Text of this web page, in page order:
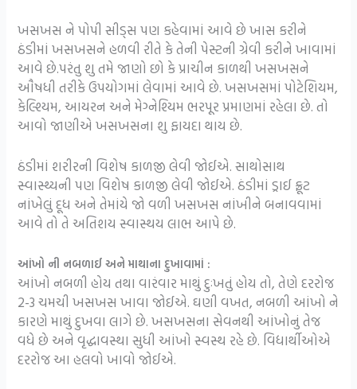
ખસખસ ને પોપી સીડ્સ પણ કહેવામાં આવે છે ખાસ કરીને
ઠંડીમાં ખસખસને હળવી રીતે કે તેની પેસ્ટની ગ્રેવી કરીને ખાવામાં
આવે છે.પરંતુ શુ તમે જાણો છો કે પ્રાચીન કાળથી ખસખસને
ઔષધી તરીકે ઉપયોગમાં લેવામાં આવે છે. ખસખસમાં પોટેશિયમ,
કેલ્શ્યિમ, આયરન અને મેગ્નેશ્યિમ ભરપૂર પ્રમાણમાં રહેલા છે. તો
આવો જાણીએ ખસખસના શુ ફાયદા થાય છે.
ઠંડીમાં શરીરની વિશેષ કાળજી લેવી જોઈએ. સાથોસાથ
સ્વાસ્થ્યની પણ વિશેષ કાળજી લેવી જોઈએ. ઠંડીમાં ડ્રાઈ ફ્રૂટ
નાંખેલું દૂધ અને તેમાંયે જો વળી ખસખસ નાંખીને બનાવવામાં
આવે તો તે અતિશય સ્વાસ્થય લાભ આપે છે.
આંખો ની નબળાઈ અને માથાના દુખાવામાં :
આંખો નબળી હોય તથા વારંવાર માથું દુઃખતું હોય તો, તેણે દરરોજ
2-3 ચમચી ખસખસ ખાવા જોઈએ. ઘણી વખત, નબળી આંખો ને
કારણે માથું દુખવા લાગે છે. ખસખસના સેવનથી આંખોનું તેજ
વધે છે અને વૃદ્ધાવસ્થા સુધી આંખો સ્વસ્થ રહે છે. વિદ્યાર્થીઓએ
દરરોજ આ હલવો ખાવો જોઈએ.